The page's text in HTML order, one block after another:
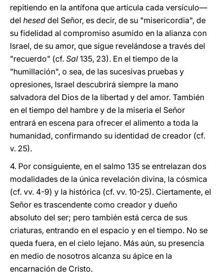
repitiendo en la antífona que articula cada versículo—
del hesed del Señor, es decir, de su "misericordia", de
su fidelidad al compromiso asumido en la alianza con
Israel, de su amor, que sigue revelándose a través del
"recuerdo" (cf. Sal 135, 23). En el tiempo de la
"humillación", o sea, de las sucesivas pruebas y
opresiones, Israel descubrirá siempre la mano
salvadora del Dios de la libertad y del amor. También
en el tiempo del hambre y de la miseria el Señor
entrará en escena para ofrecer el alimento a toda la
humanidad, confirmando su identidad de creador (cf.
v. 25).
4. Por consiguiente, en el salmo 135 se entrelazan dos
modalidades de la única revelación divina, la cósmica
(cf. vv. 4-9) y la histórica (cf. vv. 10-25). Ciertamente, el
Señor es trascendente como creador y dueño
absoluto del ser; pero también está cerca de sus
criaturas, entrando en el espacio y en el tiempo. No se
queda fuera, en el cielo lejano. Más aún, su presencia
en medio de nosotros alcanza su ápice en la
encarnación de Cristo.